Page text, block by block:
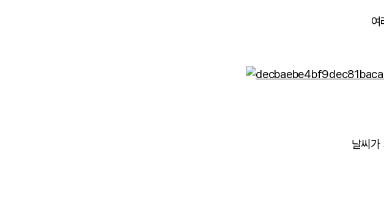
여
날씨가